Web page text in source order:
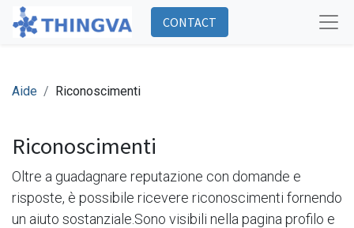
CONTACT
Aide Riconoscimenti
Riconoscimenti
Oltre a guadagnare reputazione con domande e
risposte, è possibile ricevere riconoscimenti fornendo
un aiuto sostanziale. Sono visibili nella pagina profilo e